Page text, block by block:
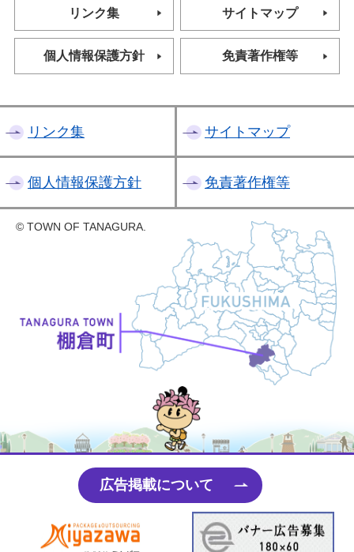
リンク集 サイトマップ
個人情報保護方針 免責著作権等
リンク集 サイトマップ
個人情報保護方針 免責著作権等
© TOWN OF TANAGURA.
広告掲載について